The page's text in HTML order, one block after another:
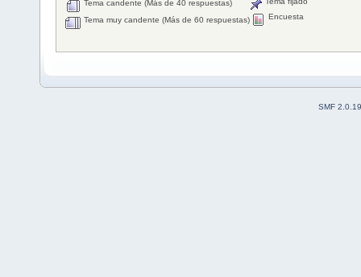
Tema candente (Más de 40 respuestas)
Tema muy candente (Más de 60 respuestas)
Encuesta
SMF 2.0.19